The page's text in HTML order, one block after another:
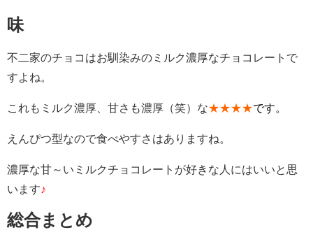
味
不二家のチョコはお馴染みのミルク濃厚なチョコレートで
すよね。
これもミルク濃厚、甘さも濃厚（笑）な★★★★です。
えんぴつ型なので食べやすさはありますね。
濃厚な甘～いミルクチョコレートが好きな人にはいいと思
います ♪
総合まとめ